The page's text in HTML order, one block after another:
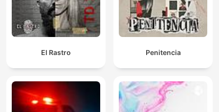
El Rastro Penitencia